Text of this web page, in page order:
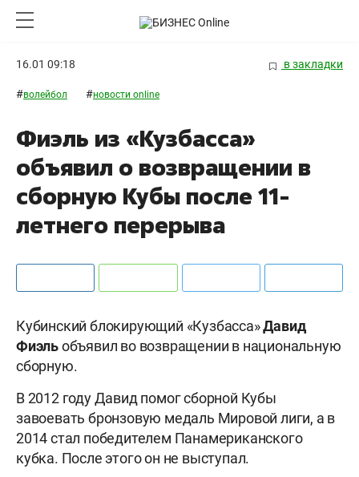
16.01 09:18 в закладки
#волейбол #новости online
Фиэль из «Кузбасса»
объявил о возвращении в
сборную Кубы после 11-
летнего перерыва
Кубинский блокирующий «Кузбасса»Давид
Фиэльобъявил во возвращении в национальную
сборную.
В 2012 году Давид помог сборной Кубы
завоевать бронзовую медаль Мировой лиги, а в
2014 стал победителем Панамериканского
кубка. После этого он не выступал.